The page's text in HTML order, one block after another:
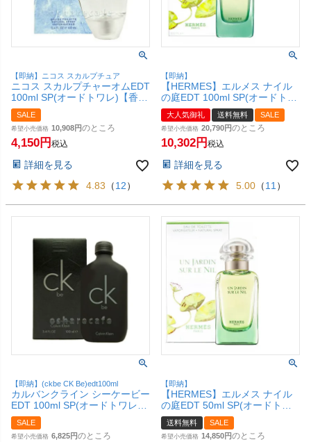
【即納】ニコス スカルプチュア
ニコス スカルプチャーオムEDT
100ml SP(オードトワレ)【香
水】【SBT】
SALE
希望小売価格 10,908 のところ
4,150 税込
詳細を見る
4.83 （12）
【即納】
【HERMES】エルメス ナイル
の庭EDT 100ml SP(オードトワ
レ)【香水】【宅配便送料無
料】
大人気御礼 送料無料 SALE
希望小売価格 20,790 のところ
10,302 税込
詳細を見る
5.00 （11）
【即納】(ckbe CK Be)edt100ml
カルバンクライン シーケービー
EDT 100ml SP(オードトワレ)
【香水】【SBT】
SALE
希望小売価格 6,825 のところ
【即納】
【HERMES】エルメス ナイル
の庭EDT 50ml SP(オードトワ
レ)【香水】【宅配便送料無
料】
送料無料 SALE
希望小売価格 14,850 のところ